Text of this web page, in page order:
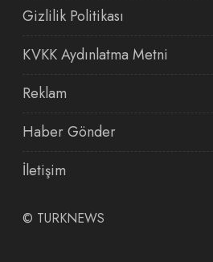
Gizlilik Politikası
KVKK Aydınlatma Metni
Reklam
Haber Gönder
İletişim
© TURKNEWS